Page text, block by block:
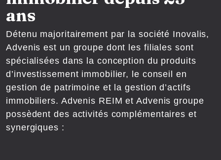
ans
Détenu majoritairement par la société Inovalis,
Advenis est un groupe dont les filiales sont
spécialisées dans la conception du produits
d’investissement immobilier, le conseil en
gestion de patrimoine et la gestion d’actifs
immobiliers. Advenis REIM et Advenis groupe
possèdent des activités complémentaires et
synergiques :